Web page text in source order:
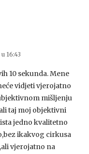
u 16:43
10 sekunda. Mene
vidjeti vjerojatno
mišljenju
taj moj objektivni
jedno kvalitetno
ikakvog cirkusa
vjerojatno na